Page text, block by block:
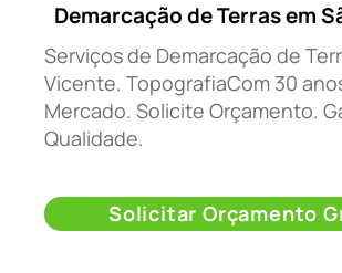
Demarcação de Terras em
Serviços de Demarcação de
Vicente. TopografiaCom 30
Mercado. Solicite Orçamento.
Qualidade.
Solicitar Orçamento